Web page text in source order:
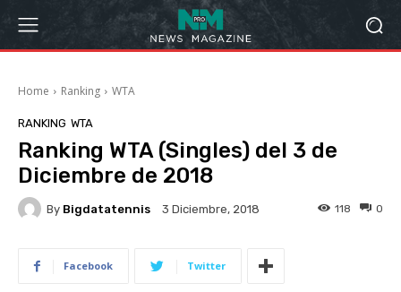
Home Ranking WTA
RANKING WTA
Ranking WTA (Singles) del 3 de
Diciembre de 2018
By Bigdatatennis 3 Diciembre, 2018 0
118
Facebook Twitter